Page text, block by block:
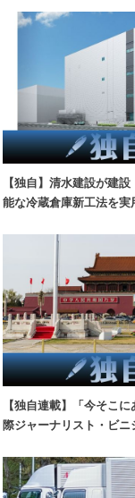
【独自】清水建設が建
能な冷蔵倉庫新工法を実
【独自連載】「今そこ
際ジャーナリスト・ビニ